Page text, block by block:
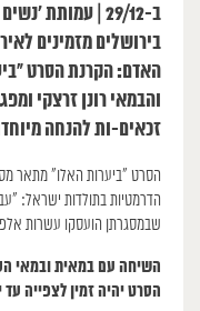
ב-29/12 |
בירושלים מזמינים
האדם: הקרנת הסרט
והבמאי רונן זרצקי
זכאים-ות להנחה
הסרט “ביערות האלו״ מתאר
שבמסגרתן הועסקו עשרות אלפי
השיחה עם במאית ובמאי הסרט
הסרט יהיה זמין לצפייה עד יום